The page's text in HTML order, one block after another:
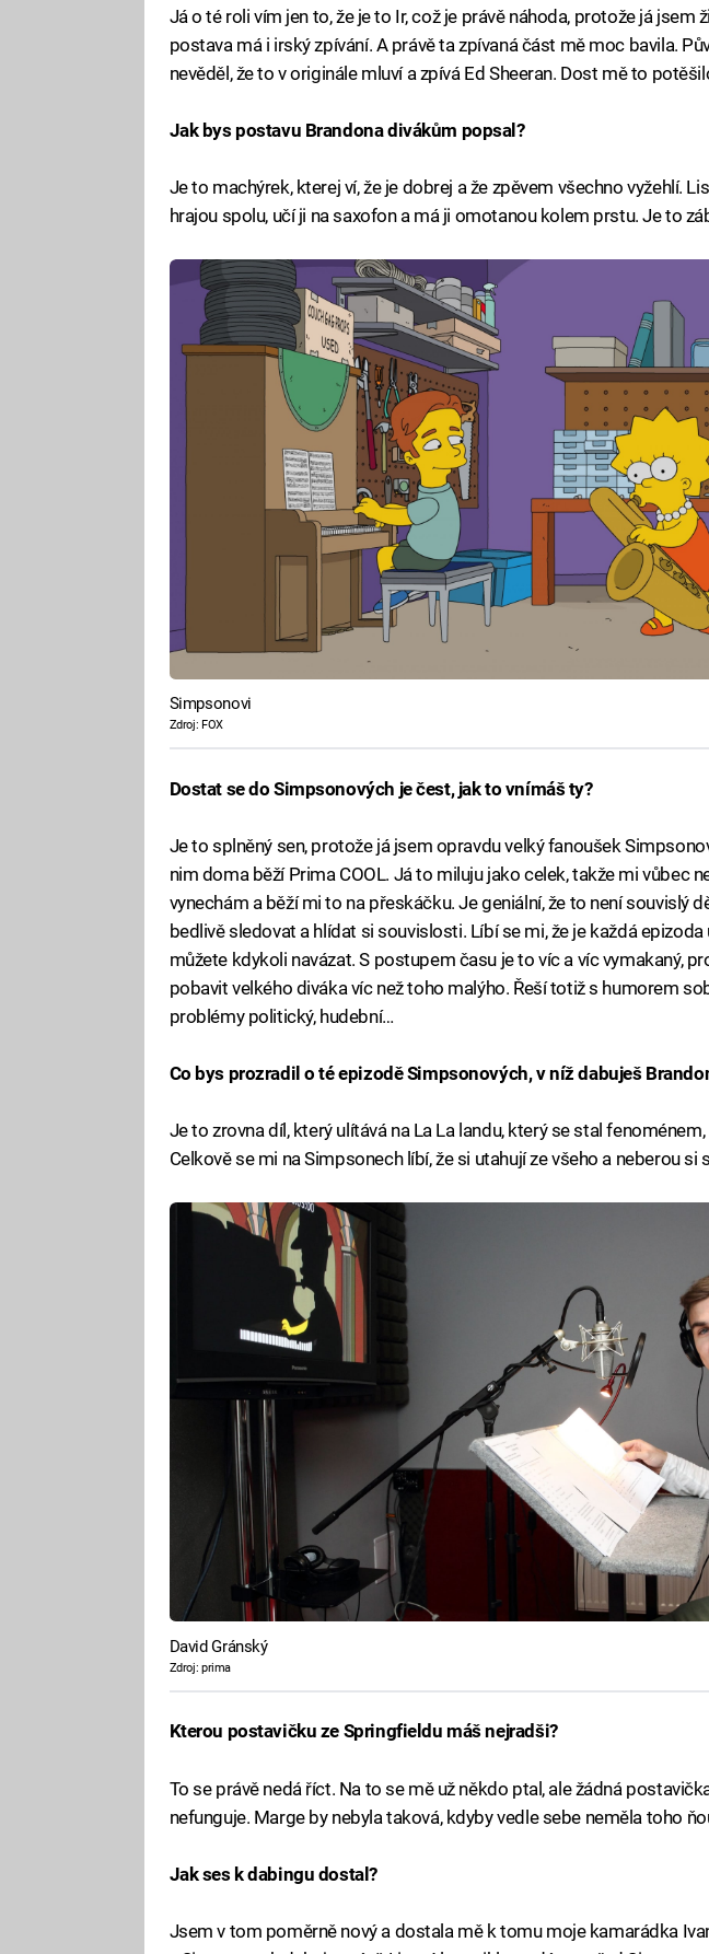
Já o té roli vím jen to, že je to Ir, což je právě náhoda, protože já jsem
postava má i irský zpívání. A právě ta zpívaná část mě moc bavila.
nevěděl, že to v originále mluví a zpívá Ed Sheeran. Dost mě to
Jak bys postavu Brandona divákům popsal?
Je to machýrek, kterej ví, že je dobrej a že zpěvem všechno vyžehlí.
hrajou spolu, učí ji na saxofon a má ji omotanou kolem prstu. Je to
Simpsonovi
Zdroj: FOX
Dostat se do Simpsonových je čest, jak to vnímáš ty?
Je to splněný sen, protože já jsem opravdu velký fanoušek
nim doma běží Prima COOL. Já to miluju jako celek, takže mi vůbec
vynechám a běží mi to na přeskáčku. Je geniální, že to není souvislý
bedlivě sledovat a hlídat si souvislosti. Líbí se mi, že je každá epizoda
můžete kdykoli navázat. S postupem času je to víc a víc vymakaný,
pobavit velkého diváka víc než toho malýho. Řeší totiž s humorem
problémy politický, hudební…
Co bys prozradil o té epizodě Simpsonových, v níž dabuješ
Je to zrovna díl, který ulítává na La La landu, který se stal
Celkově se mi na Simpsonech líbí, že si utahují ze všeho a neberou si
David Gránský
Zdroj: prima
Kterou postavičku ze Springfieldu máš nejradši?
To se právě nedá říct. Na to se mě už někdo ptal, ale žádná
nefunguje. Marge by nebyla taková, kdyby vedle sebe neměla toho
Jak ses k dabingu dostal?
Jsem v tom poměrně nový a dostala mě k tomu moje kamarádka